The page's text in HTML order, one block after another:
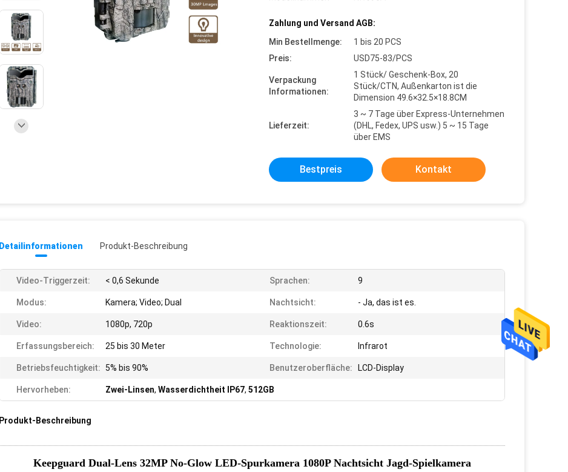
Zahlung und Versand AGB:
Min Bestellmenge:
1 bis 20 PCS
Preis:
USD75-83/PCS
Verpackung
Informationen:
1 Stück/ Geschenk-Box, 20
Stück/CTN, Außenkarton ist die
Dimension 49.6×32.5×18.8CM
Lieferzeit:
3 ~ 7 Tage über Express-Unternehmen
(DHL, Fedex, UPS usw.) 5 ~ 15 Tage
über EMS
Bestpreis Kontakt
Detailinformationen Produkt-Beschreibung
Video-Triggerzeit: < 0,6 Sekunde Sprachen: 9
Modus: Kamera; Video; Dual Nachtsicht: - Ja, das ist es.
Video: 1080p, 720p Reaktionszeit: 0.6s
Erfassungsbereich: 25 bis 30 Meter Technologie: Infrarot
Betriebsfeuchtigkeit: 5% bis 90% Benutzeroberfläche: LCD-Display
Hervorheben: Zwei-Linsen, Wasserdichtheit IP67, 512GB
Produkt-Beschreibung
Keepguard Dual-Lens 32MP No-Glow LED-Spurkamera 1080P Nachtsicht Jagd-Spielkamera